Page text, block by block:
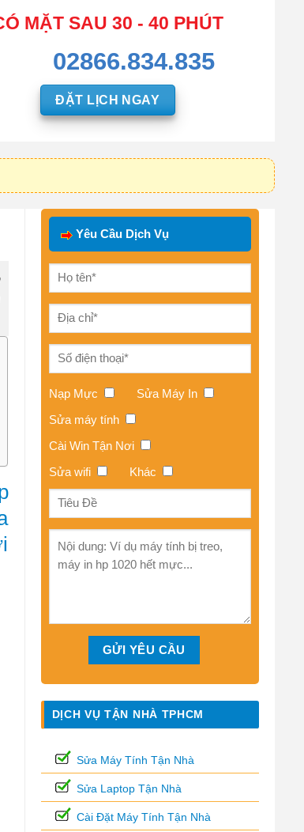
MẶT SAU 30 - 40 PHÚT
02866.834.835
ĐẶT LỊCH NGAY
Yêu Cầu Dịch Vụ
Nạp Mực
Sửa Máy In
Sửa máy tính
Cài Win Tận Nơi
Sửa wifi
Khác
DỊCH VỤ TẬN NHÀ TPHCM
Sửa Máy Tính Tận Nhà
Sửa Laptop Tận Nhà
Cài Đặt Máy Tính Tận Nhà